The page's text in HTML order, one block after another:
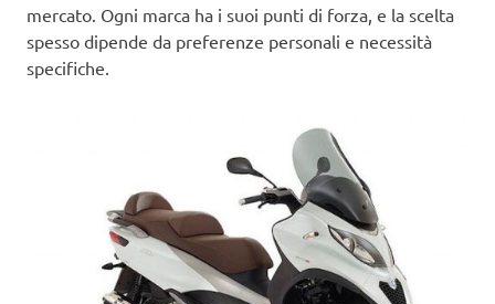
mercato. Ogni marca ha i suoi punti di forza, e la scelta
spesso dipende da preferenze personali e necessità
specifiche.